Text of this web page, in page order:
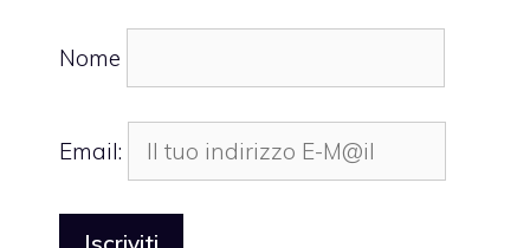
Nome
Email: